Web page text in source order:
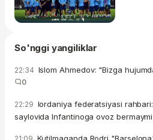
So'nggi yangiliklar
22:34 Islom Ahmedov: "Bizga
0
22:29 Iordaniya federatsiyasi
saylovida Infantinoga ovoz